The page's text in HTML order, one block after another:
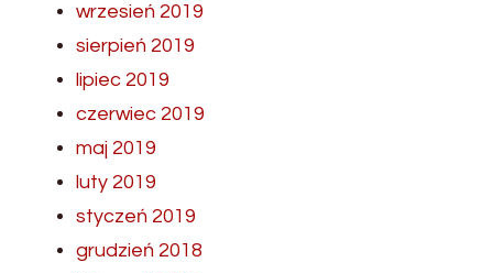
wrzesień 2019
sierpień 2019
lipiec 2019
czerwiec 2019
maj 2019
luty 2019
styczeń 2019
grudzień 2018